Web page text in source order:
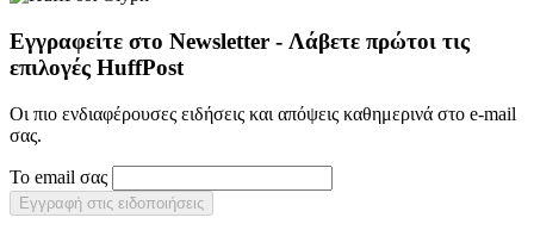
Εγγραφείτε στο Newsletter - Λάβετε πρώτοι τις
επιλογές HuffPost
Οι πιο ενδιαφέρουσες ειδήσεις και απόψεις καθημερινά στο e-mail
σας.
Το email σας
Εγγραφή στις ειδοποιήσεις